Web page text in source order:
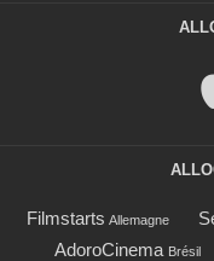
Filmstarts Allemagne
AdoroCinema Brésil